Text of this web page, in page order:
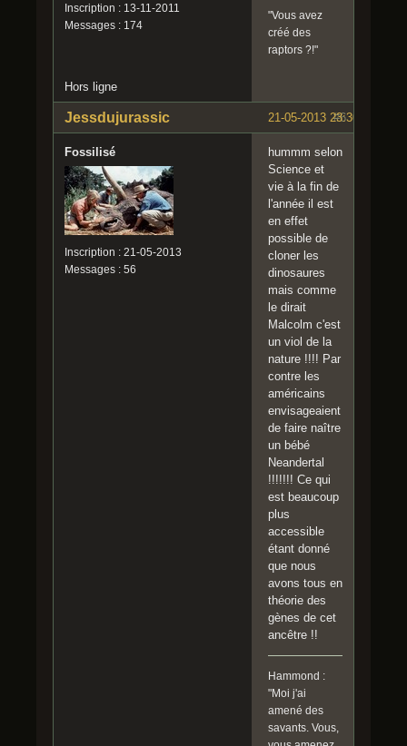
Inscription : 13-11-2011
Messages : 174
"Vous avez
créé des
raptors ?!"
Hors ligne
#6
21-05-2013 23:30:02
Jessdujurassic
Fossilisé
Inscription : 21-05-2013
Messages : 56
hummm selon
Science et
vie à la fin de
l'année il est
en effet
possible de
cloner les
dinosaures
mais comme
le dirait
Malcolm c'est
un viol de la
nature !!!! Par
contre les
américains
envisageaient
de faire naître
un bébé
Neandertal
!!!!!!! Ce qui
est beaucoup
plus
accessible
étant donné
que nous
avons tous en
théorie des
gènes de cet
ancêtre !!
Hammond :
"Moi j'ai
amené des
savants. Vous,